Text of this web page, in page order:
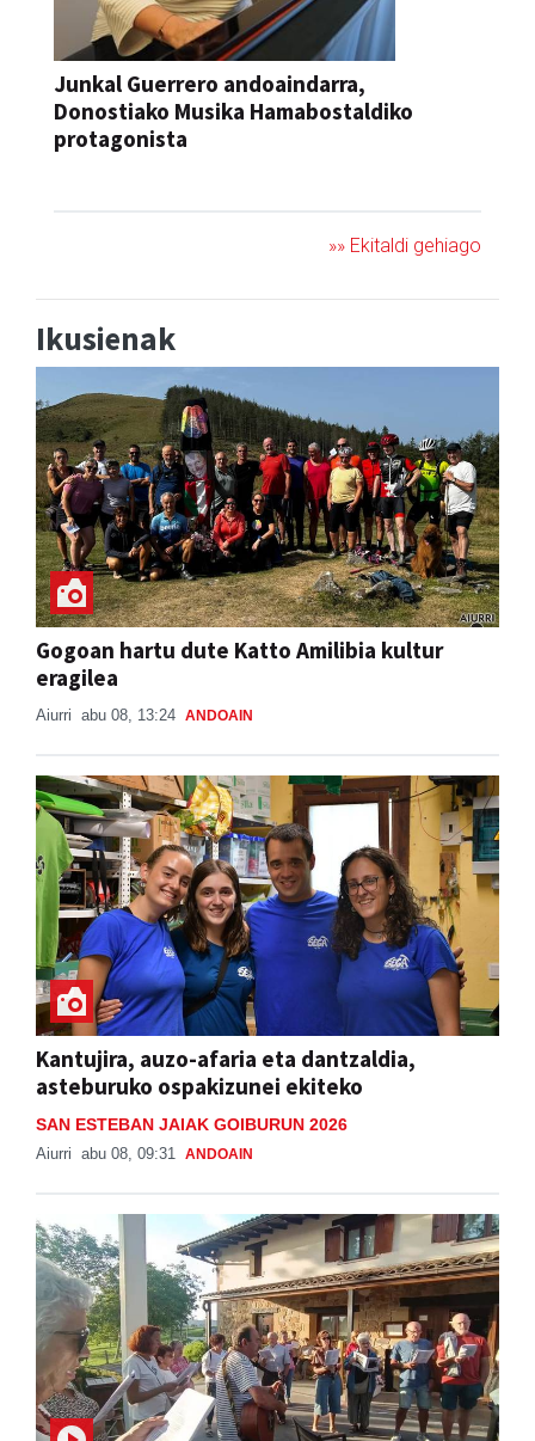
Junkal Guerrero andoaindarra,
Donostiako Musika Hamabostaldiko
protagonista
»» Ekitaldi gehiago
Ikusienak
Gogoan hartu dute Katto Amilibia kultur
eragilea
Aiurri abu 08, 13:24 ANDOAIN
Kantujira, auzo-afaria eta dantzaldia,
asteburuko ospakizunei ekiteko
SAN ESTEBAN JAIAK GOIBURUN 2026
Aiurri abu 08, 09:31 ANDOAIN